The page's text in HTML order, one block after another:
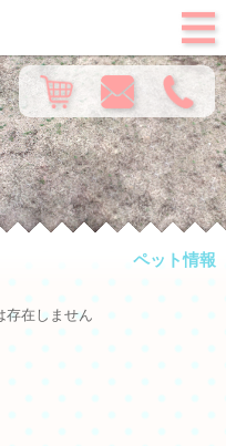
ペット情報
存在しません